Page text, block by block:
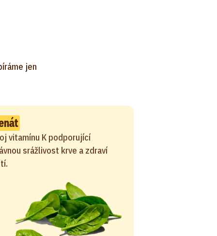
jen
vitamínu K podporující
srážlivost krve a zdraví